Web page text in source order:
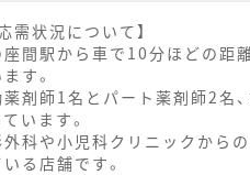
需状況について】
間駅から車で10分ほどの距
す。
剤師1名とパート薬剤師2名
います。
科や小児科クリニックから
る店舗です。